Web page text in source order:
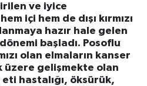
ve iyice
içi hem de dışı kırmızı
hazır hale gelen
başladı. Posoflu
olan elmaların kanser
üzere gelişmekte olan
hastalığı, öksürük,